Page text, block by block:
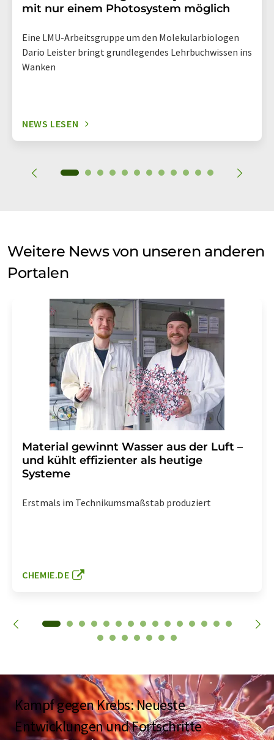
mit nur einem Photosystem möglich
Eine LMU-Arbeitsgruppe um den Molekularbiologen
Dario Leister bringt grundlegendes Lehrbuchwissen ins
Wanken
NEWS LESEN
Weitere News von unseren anderen
Portalen
Material gewinnt Wasser aus der Luft –
und kühlt effizienter als heutige
Systeme
Erstmals im Technikumsmaßstab produziert
CHEMIE.DE
Kampf gegen Krebs: Neueste
Entwicklungen und Fortschritte